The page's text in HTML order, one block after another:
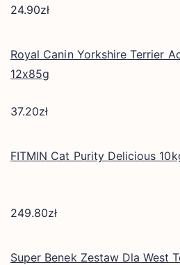
24.90zł
Royal Canin Yorkshire Terrier
12x85g
37.20zł
FITMIN Cat Purity Delicious
249.80zł
Super Benek Zestaw Dla West